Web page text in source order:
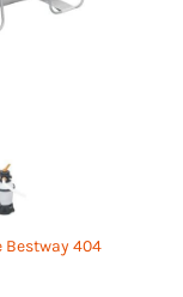
430
poses
travaux
mm Le
avec
x 25,4
de
tr/min, ce
Bestway 404